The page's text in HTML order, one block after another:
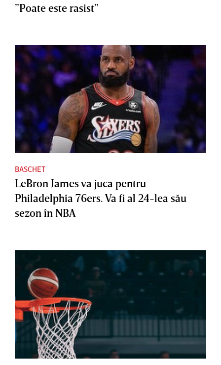
”Poate este rasist”
BASCHET
LeBron James va juca pentru
Philadelphia 76ers. Va fi al 24-lea său
sezon în NBA